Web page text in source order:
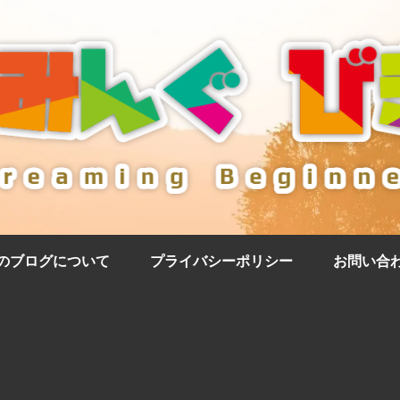
ブログについて プライバシーポリシー お問い合